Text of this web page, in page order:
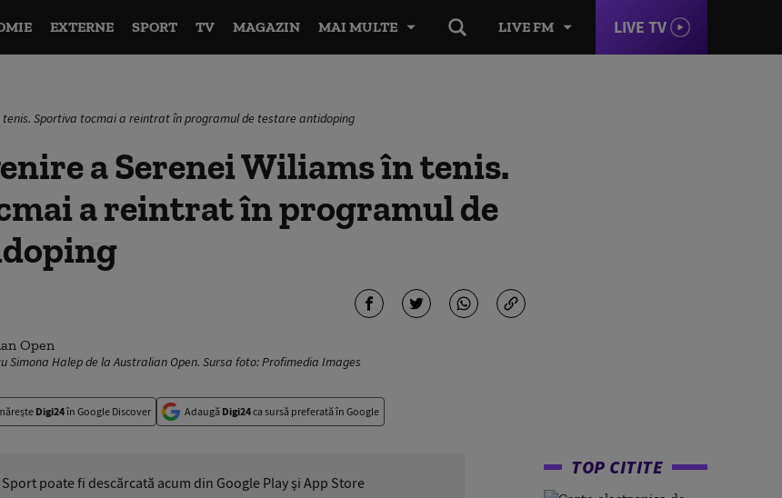
LIVE FM LIVE TV
EXTERNE SPORT TV MAGAZIN MAI MULTE
tenis. Sportiva tocmai a reintrat în programul de testare antidoping
a Serenei Wiliams în tenis.
a reintrat în programul de
Simona Halep de la Australian Open. Sursa foto: Profimedia Images
Digi24în Google Discover Adaugă Digi24ca sursă preferată în Google
poate fi descărcată acum din Google Play şi App Store
TOP CITITE